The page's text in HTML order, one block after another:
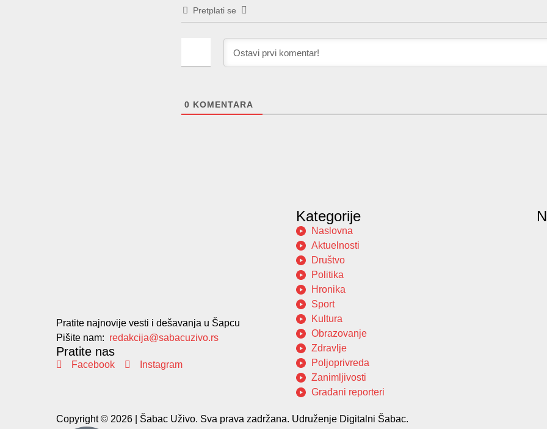
Pretplati se
0 KOMENTARA
Pratite najnovije vesti i dešavanja u Šapcu
Pišite nam: redakcija@sabacuzivo.rs
Pratite nas
Facebook Instagram
Kategorije
Naslovna
Aktuelnosti
Društvo
Politika
Hronika
Sport
Kultura
Obrazovanje
Zdravlje
Poljoprivreda
Zanimljivosti
Građani reporteri
Copyright © 2026 | Šabac Uživo. Sva prava zadržana. Udruženje Digitalni Šabac.